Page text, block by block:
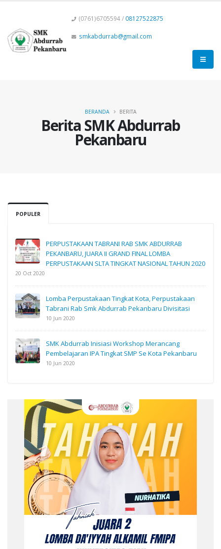
(0761)6705594 / 08127522875
smkabdurrab@gmail.com
Berita SMK Abdurrab
Pekanbaru
BERANDA BERITA
POPULER
PERPUSTAKAAN TABRANI RAB SMK ABDURRAB
PEKANBARU, JUARA II GRAND FINAL LOMBA
PERPUSTAKAAN SLTA TINGKAT NASIONAL TAHUN 2020
20 Oct 2020
Lomba Perpustakaan Tingkat Kota, Perpustakaan
Tabrani Rab Smk Abdurrab Pekanbaru Divisitasi
10 Jun 2020
SMK Abdurrab Inisiasi Workshop Merancang
Pembelajaran IPA Tingkat SMP Se Kota Pekanbaru
10 Jun 2020